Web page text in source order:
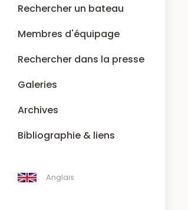
Rechercher un bateau
Membres d'équipage
Rechercher dans la presse
Galeries
Archives
Bibliographie & liens
Anglais